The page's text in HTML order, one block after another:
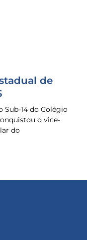
de
Sub-14 do Colégio
o vice-
do